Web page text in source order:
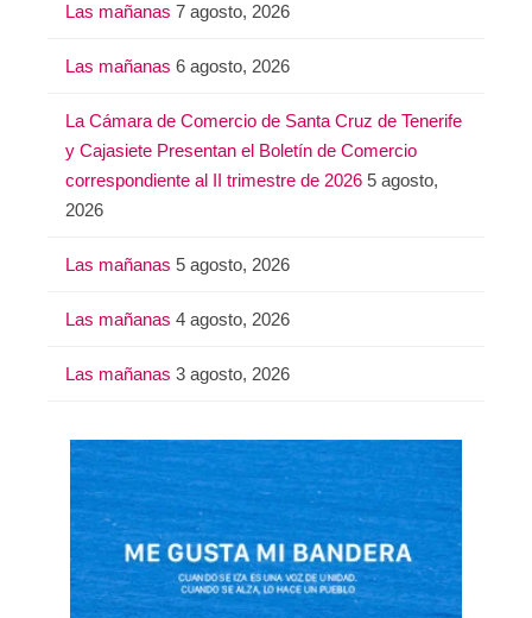
Las mañanas 7 agosto, 2026
Las mañanas 6 agosto, 2026
La Cámara de Comercio de Santa Cruz de Tenerife
y Cajasiete Presentan el Boletín de Comercio
correspondiente al II trimestre de 2026 5 agosto,
2026
Las mañanas 5 agosto, 2026
Las mañanas 4 agosto, 2026
Las mañanas 3 agosto, 2026